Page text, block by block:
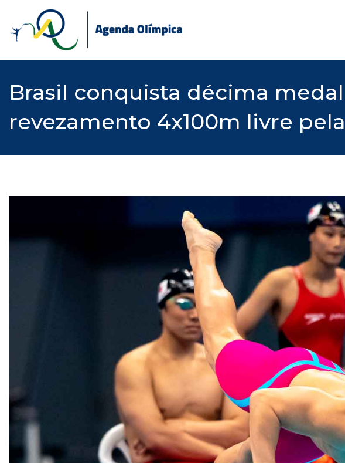
content
Brasil conquista décima
revezamento 4x100m livre pela